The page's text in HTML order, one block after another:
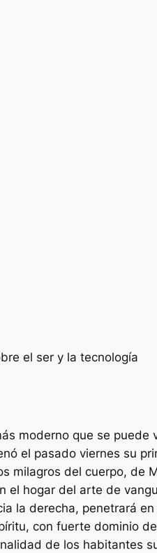
el ser y la tecnología
moderno que se puede
el pasado viernes su
milagros del cuerpo, de
el hogar del arte de
la derecha, penetrará
con fuerte dominio
de los habitantes